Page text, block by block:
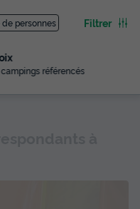
personnes Filtrer